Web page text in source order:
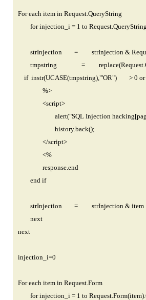
For each item in Request.QueryString
for injection_i = 1 to
strInjection = strInjection &
tmpstring =
if instr(UCASE(tmpstring),"'OR") > 0
%>
<script>
alert("SQL Injection hacking[page
history.back();
</script>
<%
response.end
end if
strInjection = strInjection & item
next
next
injection_i=0
For each item in Request.Form
for injection_i = 1 to